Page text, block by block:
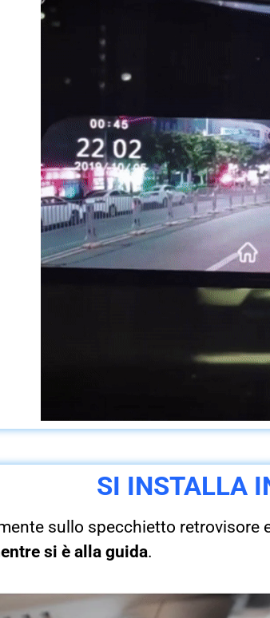
SI INSTALLA
sullo specchietto
si è alla guida.